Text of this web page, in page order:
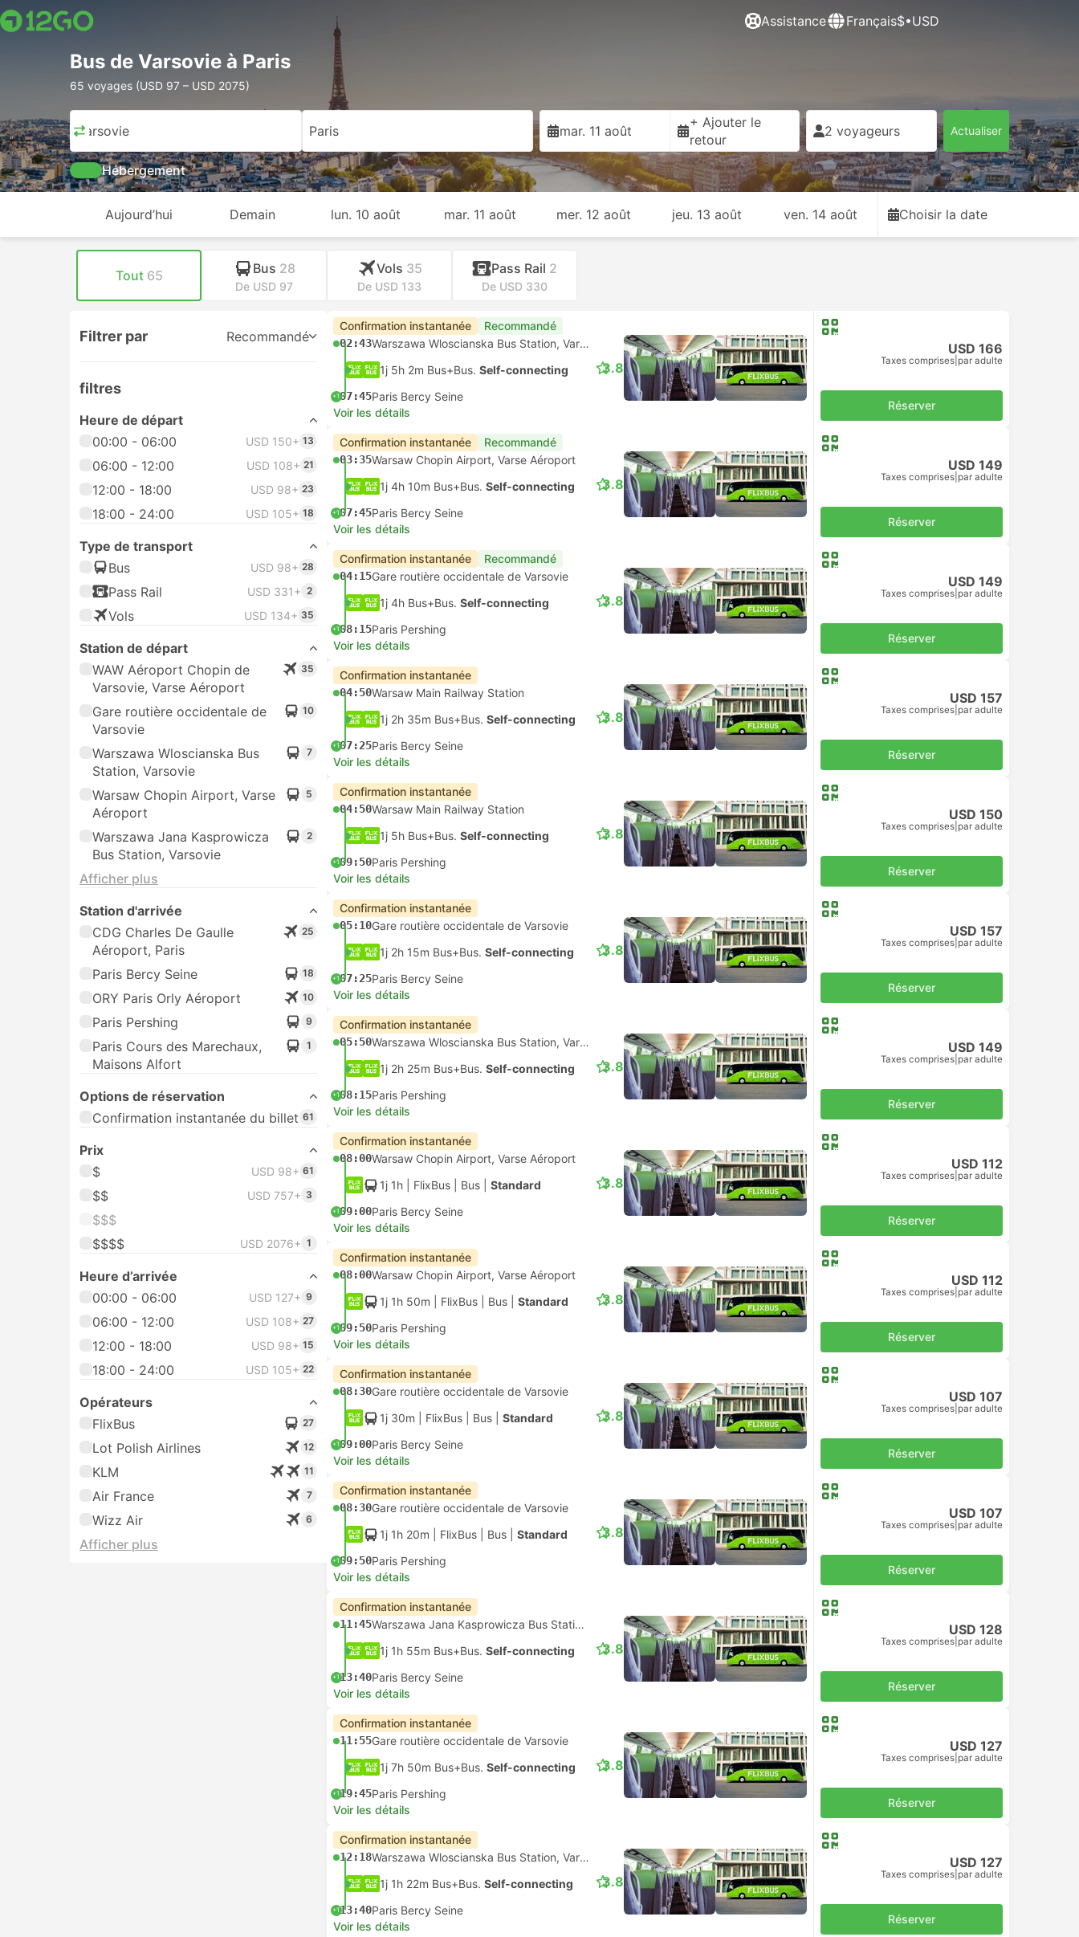
Assistance Français$•USD
Bus de Varsovie à Paris
65 voyages (USD 97 – USD 2075)
Varsovie Paris mar. 11 août
+ Ajouter le
retour
2 voyageurs Actualiser
Hébergement
Aujourd’hui Demain lun. 10 août mar. 11 août mer. 12 août jeu. 13 août ven. 14 août Choisir la date
Tout 65 Bus 28
De USD 97
Vols 35
De USD 133
Pass Rail 2
De USD 330
Filtrer par Recommandé
filtres
Heure de départ
00:00 - 06:00
USD 150+ 13
06:00 - 12:00 USD 108+ 21
12:00 - 18:00 USD 98+ 23
18:00 - 24:00 USD 105+ 18
Type de transport
Bus
USD 98+ 28
Pass Rail USD 331+ 2
Vols USD 134+ 35
Station de départ
WAW Aéroport Chopin de
Varsovie, Varse Aéroport
35
Gare routière occidentale de
Varsovie
10
Warszawa Wloscianska Bus
Station, Varsovie
7
Warsaw Chopin Airport, Varse
Aéroport
5
Warszawa Jana Kasprowicza
Bus Station, Varsovie
2
Afficher plus
Station d'arrivée
CDG Charles De Gaulle
Aéroport, Paris
25
Paris Bercy Seine 18
ORY Paris Orly Aéroport 10
Paris Pershing 9
Paris Cours des Marechaux,
Maisons Alfort
1
Options de réservation
Confirmation instantanée du billet 61
Prix
$
USD 98+ 61
$$ USD 757+ 3
$$$
$$$$
USD 2076+ 1
Heure d’arrivée
00:00 - 06:00
USD 127+ 9
06:00 - 12:00 USD 108+ 27
12:00 - 18:00 USD 98+ 15
18:00 - 24:00 USD 105+ 22
Opérateurs
FlixBus
27
Lot Polish Airlines 12
KLM 11
Air France 7
Wizz Air 6
Afficher plus
Confirmation instantanée Recommandé
02:43
Warszawa Wloscianska Bus Station, Varsovie
1j 5h 2m Bus+Bus. Self-connecting
+107:45Paris Bercy Seine
3.8
Voir les détails
USD 166
Taxes comprises par adulte
Réserver
Confirmation instantanée Recommandé
03:35Warsaw Chopin Airport, Varse Aéroport
1j 4h 10m Bus+Bus. Self-connecting
+107:45Paris Bercy Seine
3.8
Voir les détails
USD 149
Taxes comprises par adulte
Réserver
Confirmation instantanée Recommandé
04:15Gare routière occidentale de Varsovie
1j 4h Bus+Bus. Self-connecting
+108:15Paris Pershing
3.8
Voir les détails
USD 149
Taxes comprises par adulte
Réserver
Confirmation instantanée
04:50Warsaw Main Railway Station
1j 2h 35m Bus+Bus. Self-connecting
+107:25Paris Bercy Seine
3.8
Voir les détails
USD 157
Taxes comprises par adulte
Réserver
Confirmation instantanée
04:50Warsaw Main Railway Station
1j 5h Bus+Bus. Self-connecting
+109:50Paris Pershing
3.8
Voir les détails
USD 150
Taxes comprises par adulte
Réserver
Confirmation instantanée
05:10Gare routière occidentale de Varsovie
1j 2h 15m Bus+Bus. Self-connecting
+107:25Paris Bercy Seine
3.8
Voir les détails
USD 157
Taxes comprises par adulte
Réserver
Confirmation instantanée
05:50
Warszawa Wloscianska Bus Station, Varsovie
1j 2h 25m Bus+Bus. Self-connecting
+108:15Paris Pershing
3.8
Voir les détails
USD 149
Taxes comprises par adulte
Réserver
Confirmation instantanée
08:00Warsaw Chopin Airport, Varse Aéroport
1j 1h | FlixBus Bus Standard
+109:00Paris Bercy Seine
3.8
Voir les détails
USD 112
Taxes comprises par adulte
Réserver
Confirmation instantanée
08:00Warsaw Chopin Airport, Varse Aéroport
1j 1h 50m | FlixBus Bus Standard
+109:50Paris Pershing
3.8
Voir les détails
USD 112
Taxes comprises par adulte
Réserver
Confirmation instantanée
08:30Gare routière occidentale de Varsovie
1j 30m | FlixBus Bus Standard
+109:00Paris Bercy Seine
3.8
Voir les détails
USD 107
Taxes comprises par adulte
Réserver
Confirmation instantanée
08:30Gare routière occidentale de Varsovie
1j 1h 20m | FlixBus Bus Standard
+109:50Paris Pershing
3.8
Voir les détails
USD 107
Taxes comprises par adulte
Réserver
Confirmation instantanée
11:45
Warszawa Jana Kasprowicza Bus Station, Varsovie
1j 1h 55m Bus+Bus. Self-connecting
+113:40Paris Bercy Seine
3.8
Voir les détails
USD 128
Taxes comprises par adulte
Réserver
Confirmation instantanée
11:55Gare routière occidentale de Varsovie
1j 7h 50m Bus+Bus. Self-connecting
+119:45Paris Pershing
3.8
Voir les détails
USD 127
Taxes comprises par adulte
Réserver
Confirmation instantanée
12:18
Warszawa Wloscianska Bus Station, Varsovie
1j 1h 22m Bus+Bus. Self-connecting
+113:40Paris Bercy Seine
3.8
Voir les détails
USD 127
Taxes comprises par adulte
Réserver